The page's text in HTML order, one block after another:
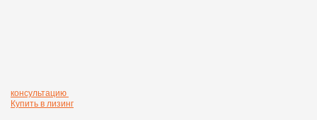
консультацию
Купить в лизинг